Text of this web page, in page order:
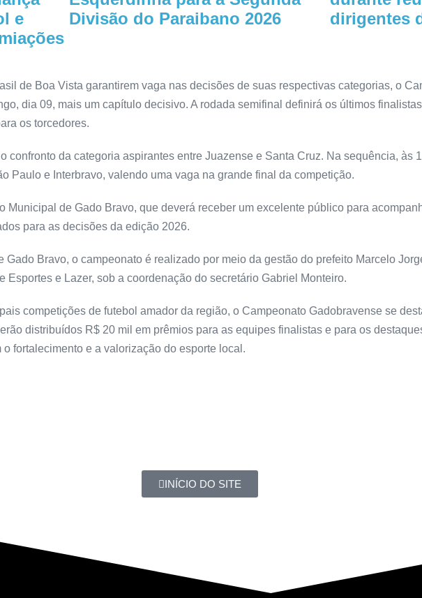
e
Divisão do Paraibano 2026
dirigentes
de Boa Vista garantirem vaga nas decisões de suas respectivas categorias, o
dia 09, mais um capítulo decisivo. A rodada semifinal definirá os últimos
os torcedores.
confronto da categoria aspirantes entre Juazense e Santa Cruz. Na sequência, às
Paulo e Interbravo, valendo uma vaga na grande final da competição.
Municipal de Gado Bravo, que deverá receber um excelente público para
para as decisões da edição 2026.
Gado Bravo, o campeonato é realizado por meio da gestão do prefeito Marcelo
e Lazer, sob a coordenação do secretário Gabriel Monteiro.
competições de futebol amador da região, o Campeonato Gadobravense se
distribuídos R$ 20 mil em prêmios para as equipes finalistas e para os
fortalecimento e a valorização do esporte local.
INÍCIO DO SITE